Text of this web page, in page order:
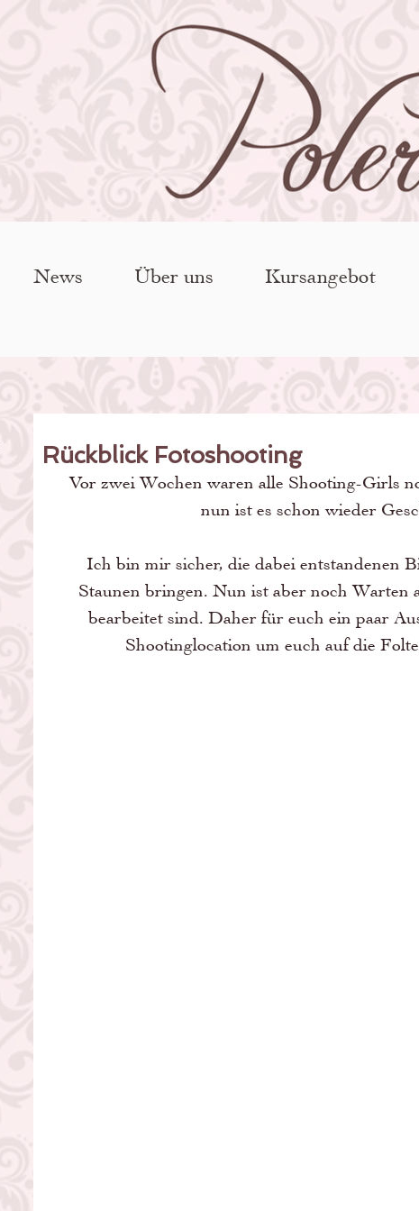
News Über uns Kursangebot
Rückblick Fotoshooting
Vor zwei Wochen waren alle Shooting-Girls
nun ist es schon wieder
Ich bin mir sicher, die dabei entstandenen
Staunen bringen. Nun ist aber noch Warten
bearbeitet sind. Daher für euch ein paar
Shootinglocation um euch auf die